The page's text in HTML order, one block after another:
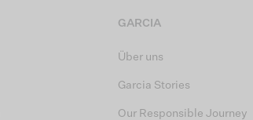
GARCIA
Über uns
Garcia Stories
Our Responsible Journey